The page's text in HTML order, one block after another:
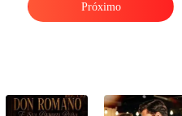
Próximo